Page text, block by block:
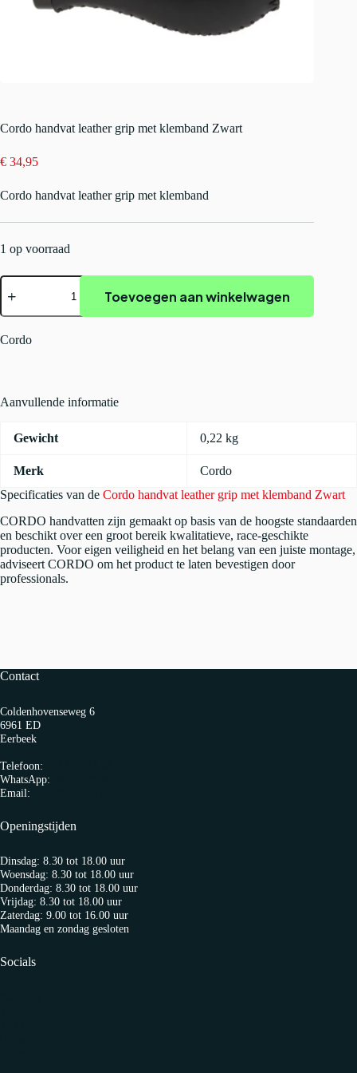
Cordo handvat leather grip met klemband Zwart
€ 34,95
Cordo handvat leather grip met klemband
1 op voorraad
Cordo
handvat
met
Toevoegen aan winkelwagen
Cordo
Specificaties van de Cordo handvat leather grip met klemband Zwart
CORDO handvatten zijn gemaakt op basis van de hoogste standaarden
en beschikt over een groot bereik kwalitatieve, race-geschikte
producten. Voor eigen veiligheid en het belang van een juiste montage,
adviseert CORDO om het product te laten bevestigen door
professionals.
Aanvullende informatie
Gewicht 0,22 kg
Merk Cordo
Contact
Coldenhovenseweg 6
6961 ED
Eerbeek
Telefoon:
WhatsApp:
Email:
Openingstijden
Dinsdag: 8.30 tot 18.00 uur
Woensdag: 8.30 tot 18.00 uur
Donderdag: 8.30 tot 18.00 uur
Vrijdag: 8.30 tot 18.00 uur
Zaterdag: 9.00 tot 16.00 uur
Maandag en zondag gesloten
Socials